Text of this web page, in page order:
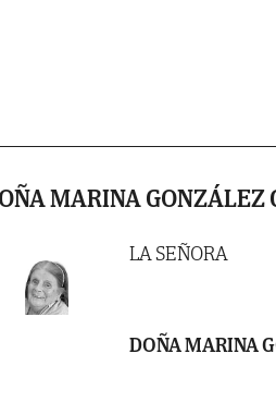
MARINA GONZÁLEZ
LA SEÑORA
DOÑA MARINA